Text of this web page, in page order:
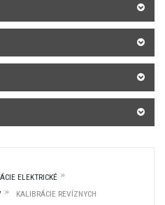
ELEKTRICKÉ
KALIBRÁCIE REVÍZNYCH